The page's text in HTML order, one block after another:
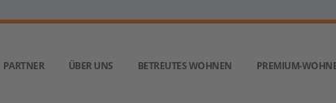
PARTNER ÜBER UNS BETREUTES WOHNEN PREMIUM-